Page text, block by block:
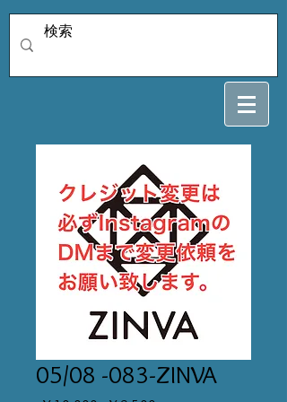
05/08 -083-ZINVA